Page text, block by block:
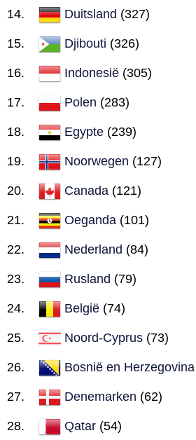
Duitsland (327)
Djibouti (326)
Indonesië (305)
Polen (283)
Egypte (239)
Noorwegen (127)
Canada (121)
Oeganda (101)
Nederland (84)
Rusland (79)
België (74)
Noord-Cyprus (73)
Bosnië en Herzegovina
Denemarken (62)
Qatar (54)